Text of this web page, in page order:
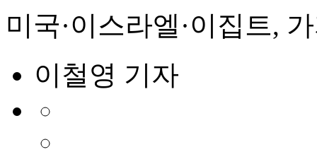
미국·이스라엘·이집트,
이철영 기자